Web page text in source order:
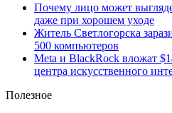
Почему лицо может
даже при хорошем уходе
Житель Светлогорска
500 компьютеров
Meta и BlackRock вложат
центра искусственного
Полезное